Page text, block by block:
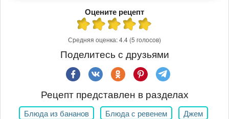
Оцените рецепт
Средняя оценка:4.4 (5 голосов)
Поделитесь с друзьями
Рецепт представлен в разделах
Блюда из бананов Блюда с ревенем Джем